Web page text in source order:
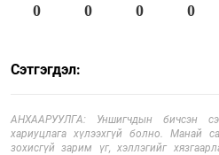
0 0 0 0
Сэтгэгдэл:
АНХААРУУЛГА: Уншигчдын бичсэн
хариуцлага хүлээхгүй болно. Манай
зохисгүй зарим үг, хэллэгийг